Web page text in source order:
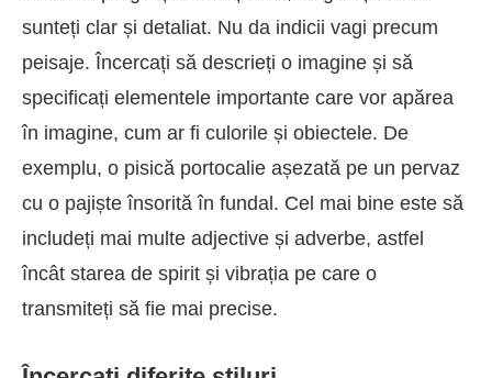
sunteți clar și detaliat. Nu da indicii vagi precum
peisaje. Încercați să descrieți o imagine și să
specificați elementele importante care vor apărea
în imagine, cum ar fi culorile și obiectele. De
exemplu, o pisică portocalie așezată pe un pervaz
cu o pajiște însorită în fundal. Cel mai bine este să
includeți mai multe adjective și adverbe, astfel
încât starea de spirit și vibrația pe care o
transmiteți să fie mai precise.